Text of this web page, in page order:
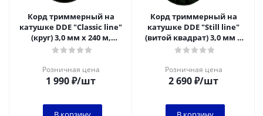
Корд триммерный на
катушке DDE "Classic line"
(круг) 3,0 мм х 240 м,
желтый
Розничная цена
1 990₽/шт
Корд триммерный на
катушке DDE "Still line"
(витой квадрат) 3,0 мм х
220 м, голубой
Розничная цена
2 690₽/шт